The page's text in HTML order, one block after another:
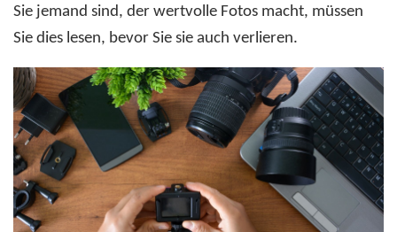
Sie jemand sind, der wertvolle Fotos macht, müssen
Sie dies lesen, bevor Sie sie auch verlieren.